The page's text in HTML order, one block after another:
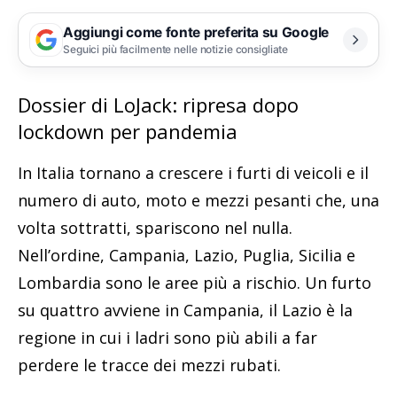
Aggiungi come fonte preferita su Google
Seguici più facilmente nelle notizie consigliate
Dossier di LoJack: ripresa dopo
lockdown per pandemia
In Italia tornano a crescere i furti di veicoli e il
numero di auto, moto e mezzi pesanti che, una
volta sottratti, spariscono nel nulla.
Nell’ordine, Campania, Lazio, Puglia, Sicilia e
Lombardia sono le aree più a rischio. Un furto
su quattro avviene in Campania, il Lazio è la
regione in cui i ladri sono più abili a far
perdere le tracce dei mezzi rubati.